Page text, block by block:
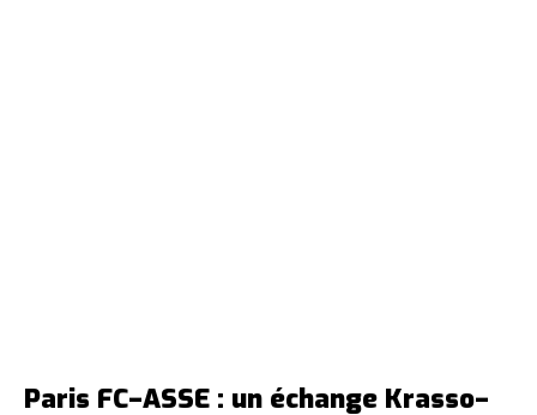
Paris FC–ASSE : un échange Krasso–